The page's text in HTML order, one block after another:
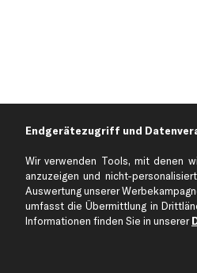
Über kfzteile24
Über uns
businessplus
Endgerätezugriff und
Wir verwenden Tools, mit denen
anzuzeigen und nicht-
Auswertung unserer
umfasst die Übermittlung in
Informationen finden Sie in unserer